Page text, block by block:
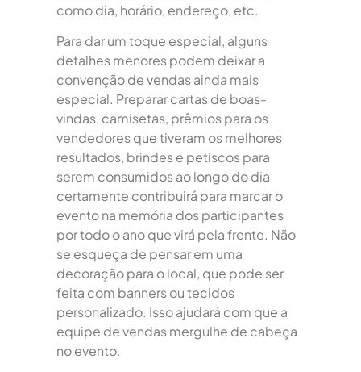
como dia, horário, endereço, etc.
Para dar um toque especial, alguns
detalhes menores podem deixar a
convenção de vendas ainda mais
especial. Preparar cartas de boas-
vindas, camisetas, prêmios para os
vendedores que tiveram os melhores
resultados, brindes e petiscos para
serem consumidos ao longo do dia
certamente contribuirá para marcar o
evento na memória dos participantes
por todo o ano que virá pela frente. Não
se esqueça de pensar em uma
decoração para o local, que pode ser
feita com banners ou tecidos
personalizado. Isso ajudará com que a
equipe de vendas mergulhe de cabeça
no evento.